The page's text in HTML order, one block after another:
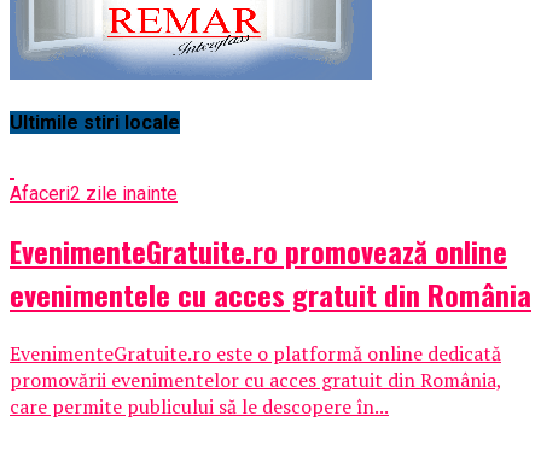
Ultimile stiri locale
Afaceri2 zile inainte
EvenimenteGratuite.ro promovează online
evenimentele cu acces gratuit din România
EvenimenteGratuite.ro este o platformă online dedicată
promovării evenimentelor cu acces gratuit din România,
care permite publicului să le descopere în...